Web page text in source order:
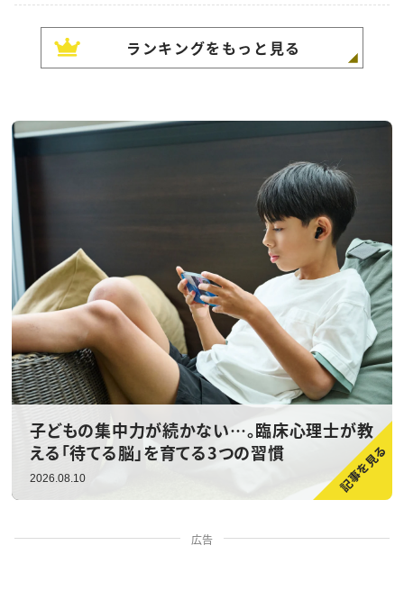
ランキングをもっと見る
子どもの集中力が続かない…。臨床心理士が教
える「待てる脳」を育てる3つの習慣
2026.08.10
広告